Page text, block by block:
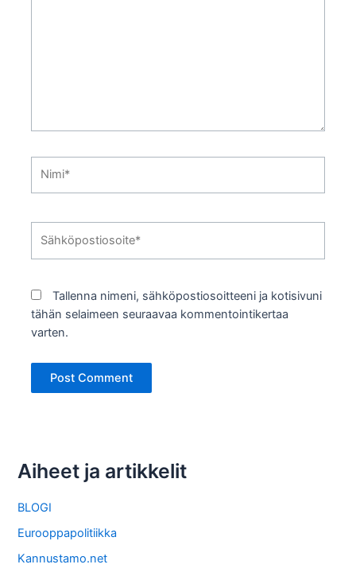
Tallenna nimeni, sähköpostiosoitteeni ja kotisivuni
tähän selaimeen seuraavaa kommentointikertaa
varten.
Aiheet ja artikkelit
BLOGI
Eurooppapolitiikka
Kannustamo.net